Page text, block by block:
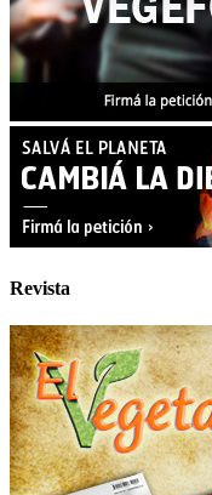
Revista